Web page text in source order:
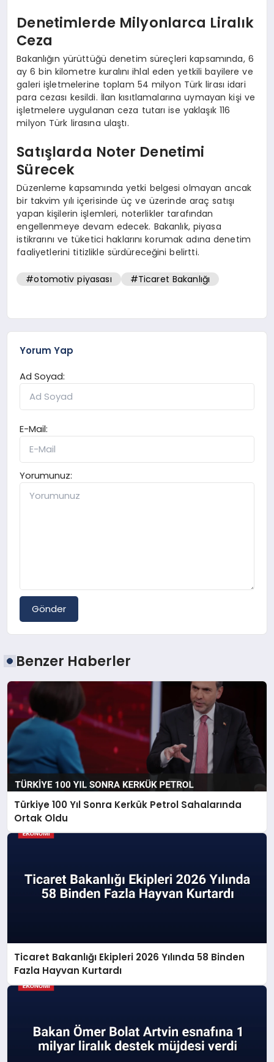
Denetimlerde Milyonlarca Liralık
Ceza
Bakanlığın yürüttüğü denetim süreçleri kapsamında, 6
ay 6 bin kilometre kuralını ihlal eden yetkili bayilere ve
galeri işletmelerine toplam 54 milyon Türk lirası idari
para cezası kesildi. İlan kısıtlamalarına uymayan kişi ve
işletmelere uygulanan ceza tutarı ise yaklaşık 116
milyon Türk lirasına ulaştı.
Satışlarda Noter Denetimi
Sürecek
Düzenleme kapsamında yetki belgesi olmayan ancak
bir takvim yılı içerisinde üç ve üzerinde araç satışı
yapan kişilerin işlemleri, noterlikler tarafından
engellenmeye devam edecek. Bakanlık, piyasa
istikrarını ve tüketici haklarını korumak adına denetim
faaliyetlerini titizlikle sürdüreceğini belirtti.
#otomotiv piyasası #Ticaret Bakanlığı
Yorum Yap
Ad Soyad:
E-Mail:
Yorumunuz:
Gönder
Benzer Haberler
Türkiye 100 Yıl Sonra Kerkük Petrol Sahalarında
Ortak Oldu
Ticaret Bakanlığı Ekipleri 2026 Yılında 58 Binden
Fazla Hayvan Kurtardı